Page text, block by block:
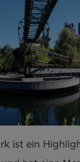
ist ein